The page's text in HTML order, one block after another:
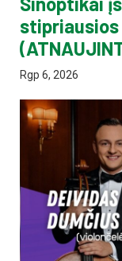
Rgp 6, 2026